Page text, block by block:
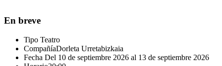
En breve
Tipo Teatro
CompañíaDorleta Urretabizkaia
Fecha Del 10 de septiembre 2026 al 13 de septiembre 2026